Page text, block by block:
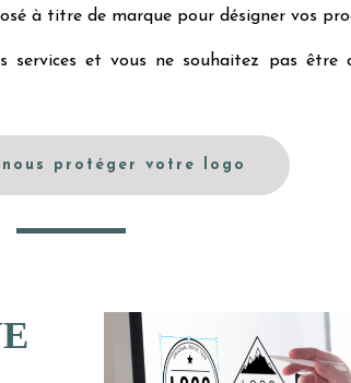
à titre de marque pour désigner vos
et vous ne souhaitez pas être
protéger votre logo